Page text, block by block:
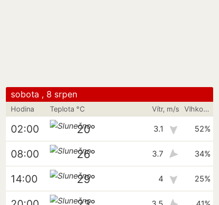
sobota , 8 srpen
Hodina Teplota °C Vítr, m/s Vlhkost vzduchu
02:00 20° 3.1 52%
08:00 26° 3.7 34%
14:00 29° 4 25%